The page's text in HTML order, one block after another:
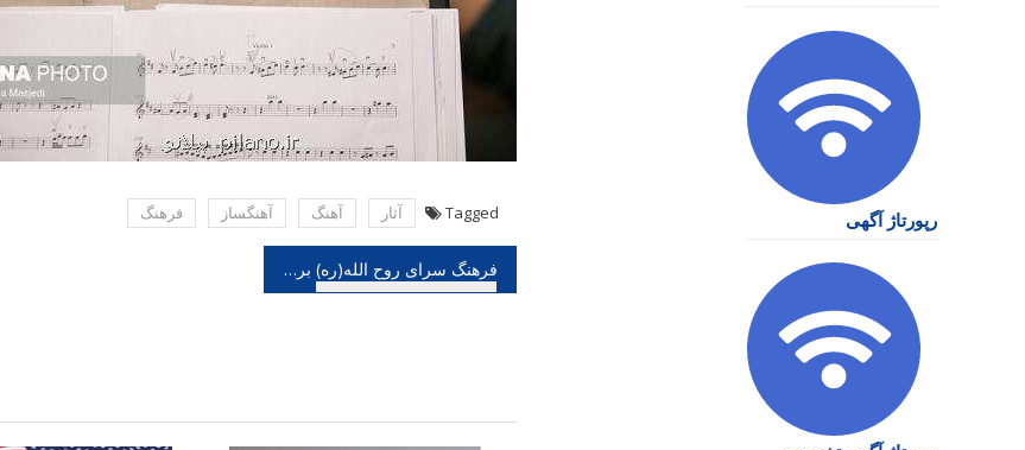
Tagged آثار آهنگ آهنگساز فرهنگ
راهبری
فرهنگ سرای روح الله(ره) برپا می شود
رپورتاژ آگهی